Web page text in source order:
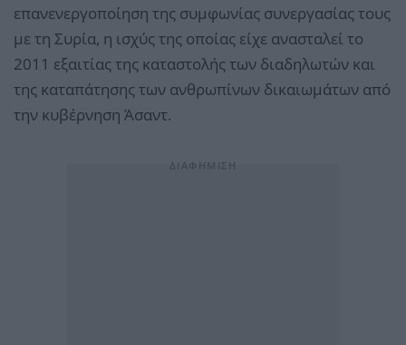
επανενεργοποίηση της συμφωνίας συνεργασίας τους
με τη Συρία, η ισχύς της οποίας είχε ανασταλεί το
2011 εξαιτίας της καταστολής των διαδηλωτών και
της καταπάτησης των ανθρωπίνων δικαιωμάτων από
την κυβέρνηση Άσαντ.